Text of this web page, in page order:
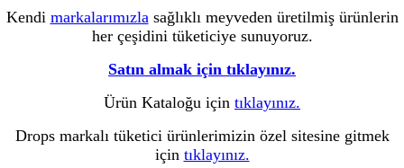
Kendi markalarımızla sağlıklı meyveden üretilmiş ürünlerin
her çeşidini tüketiciye sunuyoruz.
Satın almak için tıklayınız.
Ürün Kataloğu için tıklayınız.
Drops markalı tüketici ürünlerimizin özel sitesine gitmek
için tıklayınız.